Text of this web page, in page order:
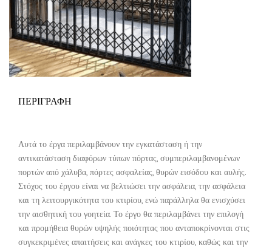
ΠΕΡΙΓΡΑΦΗ
Αυτά το έργα περιλαμβάνουν την εγκατάσταση ή την
αντικατάσταση διαφόρων τύπων πόρτας, συμπεριλαμβανομένων
πορτών από χάλυβα, πόρτες ασφαλείας, θυρών εισόδου και αυλής.
Στόχος του έργου είναι να βελτιώσει την ασφάλεια, την ασφάλεια
και τη λειτουργικότητα του κτιρίου, ενώ παράλληλα θα ενισχύσει
την αισθητική του γοητεία. Το έργο θα περιλαμβάνει την επιλογή
και προμήθεια θυρών υψηλής ποιότητας που ανταποκρίνονται στις
συγκεκριμένες απαιτήσεις και ανάγκες του κτιρίου, καθώς και την